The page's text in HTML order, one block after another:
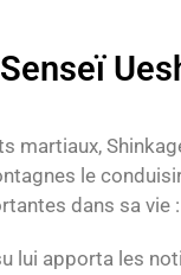
martiaux,
le
dans sa vie :
lui apporta les